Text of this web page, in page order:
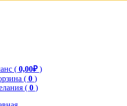
( 0,00₽)
( 0 )
( 0 )